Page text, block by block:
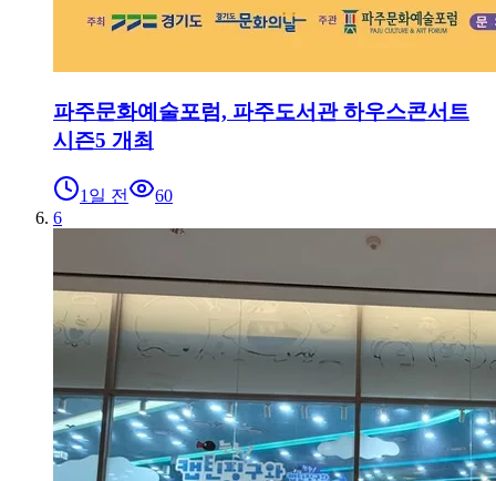
파주문화예술포럼, 파주도서관 하우스콘서트
시즌5 개최
1일 전
60
6